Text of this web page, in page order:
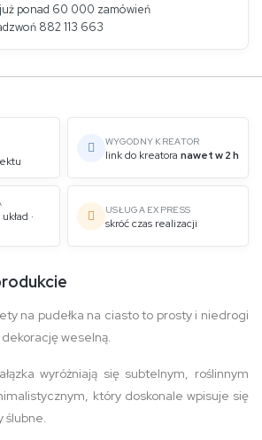
ponad 60 000 zamówień
882 113 663
WYGODNY KREATOR
link do kreatora nawet w 2 h
·
USŁUGA EXPRESS
skróć czas realizacji
na pudełka na ciasto to prosty i niedrogi
weselną.
wyróżniają się subtelnym, roślinnym
który doskonale wpisuje się
ślubne.